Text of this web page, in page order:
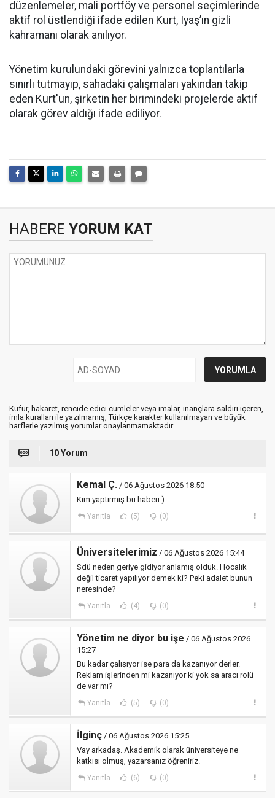
düzenlemeler, mali portföy ve personel seçimlerinde
aktif rol üstlendiği ifade edilen Kurt, Iyaş’ın gizli
kahramanı olarak anılıyor.
Yönetim kurulundaki görevini yalnızca toplantılarla
sınırlı tutmayıp, sahadaki çalışmaları yakından takip
eden Kurt'un, şirketin her birimindeki projelerde aktif
olarak görev aldığı ifade ediliyor.
HABERE YORUM KAT
Küfür, hakaret, rencide edici cümleler veya imalar, inançlara saldırı içeren,
imla kuralları ile yazılmamış, Türkçe karakter kullanılmayan ve büyük
harflerle yazılmış yorumlar onaylanmamaktadır.
10 Yorum
Kemal Ç. / 06 Ağustos 2026 18:50
Kim yaptırmış bu haberi:)
Yanıtla (5) (0)
Üniversitelerimiz / 06 Ağustos 2026 15:44
Sdü neden geriye gidiyor anlamış olduk. Hocalık
değil ticaret yapılıyor demek ki? Peki adalet bunun
neresinde?
Yanıtla (4) (0)
Yönetim ne diyor bu işe / 06 Ağustos 2026
15:27
Bu kadar çalışıyor ise para da kazanıyor derler.
Reklam işlerinden mi kazanıyor ki yok sa aracı rolü
de var mı?
Yanıtla (5) (0)
İlginç / 06 Ağustos 2026 15:25
Vay arkadaş. Akademik olarak üniversiteye ne
katkısı olmuş, yazarsanız öğreniriz.
Yanıtla (6) (0)